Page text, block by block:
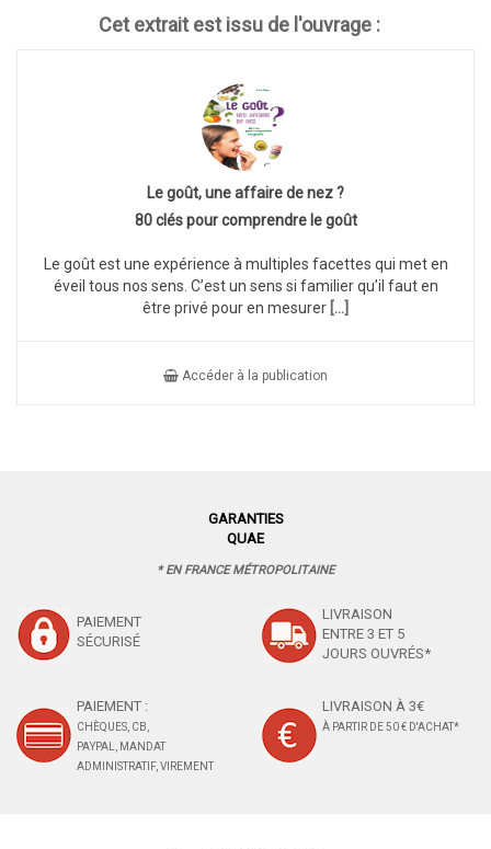
Cet extrait est issu de l'ouvrage :
Le goût, une affaire de nez ?
80 clés pour comprendre le goût
Le goût est une expérience à multiples facettes qui met en
éveil tous nos sens. C’est un sens si familier qu’il faut en
être privé pour en mesurer [...]
Accéder à la publication
GARANTIES
QUAE
* EN FRANCE MÉTROPOLITAINE
PAIEMENT
SÉCURISÉ
LIVRAISON
ENTRE 3 ET 5
JOURS OUVRÉS*
PAIEMENT :
CHÈQUES, CB,
PAYPAL, MANDAT
ADMINISTRATIF, VIREMENT
LIVRAISON À 3€
À PARTIR DE 50 € D'ACHAT*